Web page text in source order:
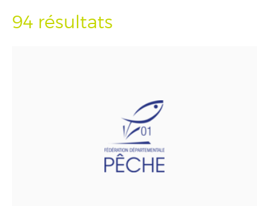
94 résultats